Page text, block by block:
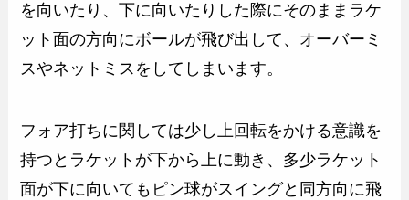
を向いたり、下に向いたりした際にそのままラケ
ット面の方向にボールが飛び出して、オーバーミ
スやネットミスをしてしまいます。
フォア打ちに関しては少し上回転をかける意識を
持つとラケットが下から上に動き、多少ラケット
面が下に向いてもピン球がスイングと同方向に飛